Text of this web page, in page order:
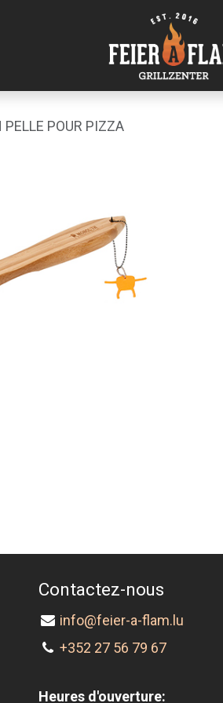
POUR PIZZA
Contactez-nous
info@feier-a-flam.lu
+352 27 56 79 67
Heures d'ouverture: